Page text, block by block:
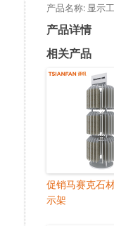
产品名称: 显示
产品详情
相关产品
促销马赛克石
示架